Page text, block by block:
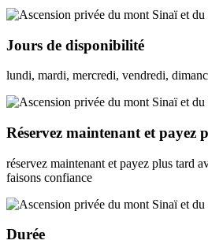
Jours de disponibilité
lundi, mardi, mercredi, vendredi,
Réservez maintenant et payez
réservez maintenant et payez plus tard
faisons confiance
Durée